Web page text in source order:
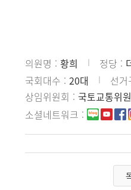
의원명 황희 정당
국회대수
20대 선거
상임위원회
국토교통위
소셜네트워크